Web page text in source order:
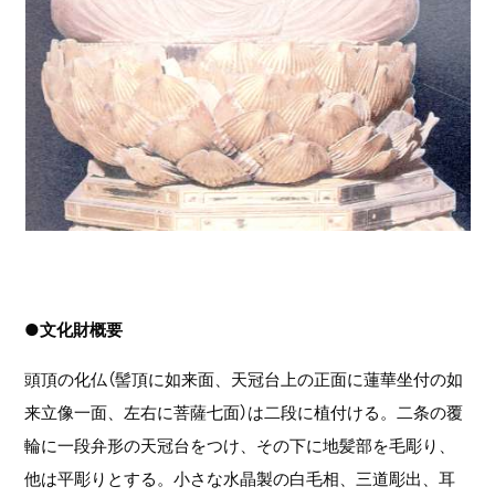
●文化財概要
頭頂の化仏（髻頂に如来面、天冠台上の正面に蓮華坐付の如
来立像一面、左右に菩薩七面）は二段に植付ける。二条の覆
輪に一段弁形の天冠台をつけ、その下に地髪部を毛彫り、
他は平彫りとする。小さな水晶製の白毛相、三道彫出、耳